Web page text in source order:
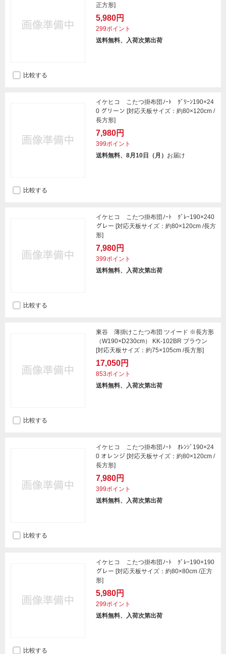
正方形]
5,980円
299ポイント
送料無料、入荷次第出荷
比較する
イケヒコ こたつ掛布団ﾉｰﾄ ｸﾞﾘｰﾝ190×24
0 グリーン [対応天板サイズ：約80×120cm /
長方形]
7,980円
399ポイント
送料無料、8月10日（月） お届け
比較する
イケヒコ こたつ掛布団ﾉｰﾄ ｸﾞﾚｰ190×240
グレー [対応天板サイズ：約80×120cm /長方
形]
7,980円
399ポイント
送料無料、入荷次第出荷
比較する
東谷 薄掛けこたつ布団 ツイード ※長方形
（W190×D230cm） KK-102BR ブラウン
[対応天板サイズ：約75×105cm /長方形]
17,050円
853ポイント
送料無料、入荷次第出荷
比較する
イケヒコ こたつ掛布団ﾉｰﾄ ｵﾚﾝｼﾞ190×24
0 オレンジ [対応天板サイズ：約80×120cm /
長方形]
7,980円
399ポイント
送料無料、入荷次第出荷
比較する
イケヒコ こたつ掛布団ﾉｰﾄ ｸﾞﾚｰ190×190
グレー [対応天板サイズ：約80×80cm /正方
形]
5,980円
299ポイント
送料無料、入荷次第出荷
比較する